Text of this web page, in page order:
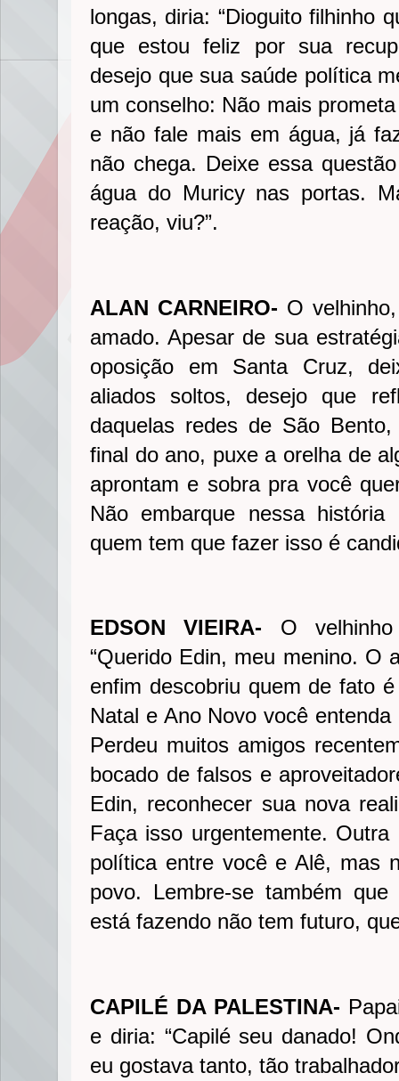
longas, diria: “Dioguito filhinho
que estou feliz por sua
desejo que sua saúde política
um conselho: Não mais
e não fale mais em água, já
não chega. Deixe essa
água do Muricy nas portas.
reação, viu?”.
ALAN CARNEIRO- O
amado. Apesar de sua
oposição em Santa Cruz,
aliados soltos, desejo que
daquelas redes de São
final do ano, puxe a orelha de
aprontam e sobra pra você
Não embarque nessa história
quem tem que fazer isso é
EDSON VIEIRA- O
“Querido Edin, meu menino. O
enfim descobriu quem de fato
Natal e Ano Novo você
Perdeu muitos amigos
bocado de falsos e
Edin, reconhecer sua nova
Faça isso urgentemente.
política entre você e Alê, mas
povo. Lembre-se também que
está fazendo não tem futuro,
CAPILÉ DA PALESTINA-
e diria: “Capilé seu danado!
eu gostava tanto, tão